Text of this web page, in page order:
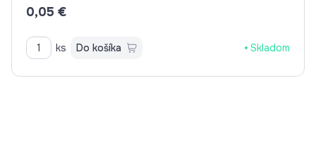
0,05 €
ks Do košíka Skladom